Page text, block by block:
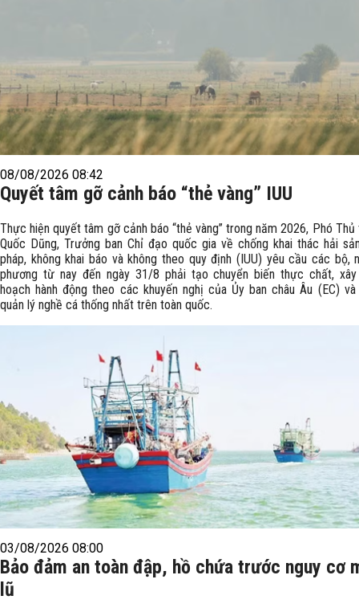
08/08/2026 08:42
Quyết tâm gỡ cảnh báo “thẻ vàng” IUU
Thực hiện quyết tâm gỡ cảnh báo “thẻ vàng” trong năm 2026, Phó
Quốc Dũng, Trưởng ban Chỉ đạo quốc gia về chống khai thác hải
pháp, không khai báo và không theo quy định (IUU) yêu cầu các bộ,
phương từ nay đến ngày 31/8 phải tạo chuyển biến thực chất,
hoạch hành động theo các khuyến nghị của Ủy ban châu Âu (EC)
quản lý nghề cá thống nhất trên toàn quốc.
03/08/2026 08:00
Bảo đảm an toàn đập, hồ chứa trước nguy cơ
lũ